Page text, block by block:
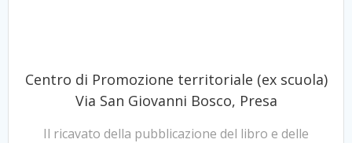
Centro di Promozione territoriale (ex scuola)
Via San Giovanni Bosco, Presa
Il ricavato della pubblicazione del libro e delle